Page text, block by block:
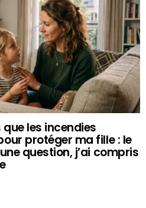
les incendies
protéger ma fille : le
question, j’ai compris